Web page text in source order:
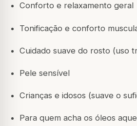
Conforto e relaxamento geral
Tonificação e conforto
Cuidado suave do rosto (uso
Pele sensível
Crianças e idosos (suave o
Para quem acha os óleos